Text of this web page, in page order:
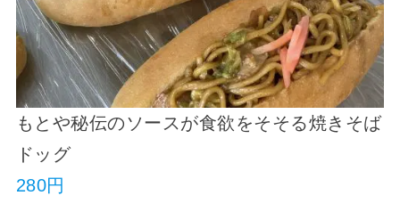
もとや秘伝のソースが食欲をそそる焼きそば
ドッグ
280円